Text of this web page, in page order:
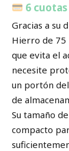
6 cuotas
Gracias a su
Hierro de 75
que evita el
necesite
un portón
de
Su tamaño
compacto